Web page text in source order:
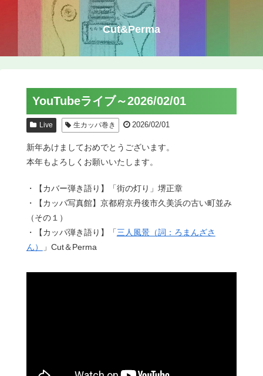
Cut&Perma
YouTubeライブ～2026/02/01
Live 生カッパ巻き 2026/02/01
新年あけましておめでとうございます。
本年もよろしくお願いいたします。
・【カバー弾き語り】「街の灯り」堺正章
・【カッパ写真館】京都府京丹後市久美浜の古い町並み
（その１）
・【カッパ弾き語り】「三人風景（詞：ろまんざさ
ん）
」Cut＆Perma